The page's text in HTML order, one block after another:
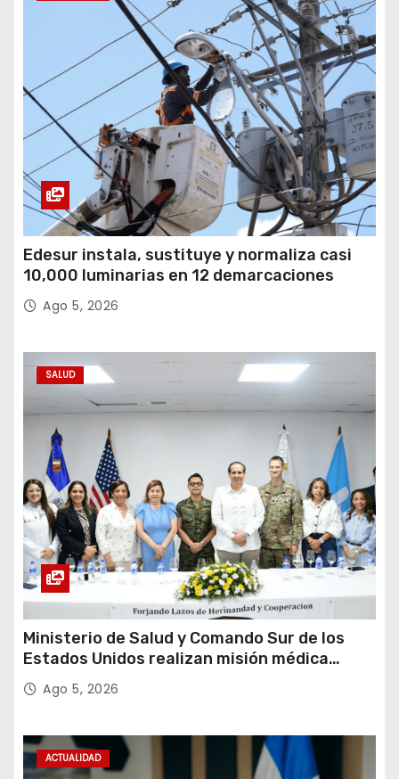
Edesur instala, sustituye y normaliza casi
10,000 luminarias en 12 demarcaciones
Ago 5, 2026
SALUD
Ministerio de Salud y Comando Sur de los
Estados Unidos realizan misión médica
Amistad 2026 en La Vega
Ago 5, 2026
ACTUALIDAD